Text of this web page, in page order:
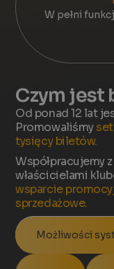
W pełni
Czym jest
Od ponad 12 lat
Promowaliśmy
tysięcy biletów.
Współpracujemy
właścicielami
wsparcie
sprzedażowe.
Możliwości